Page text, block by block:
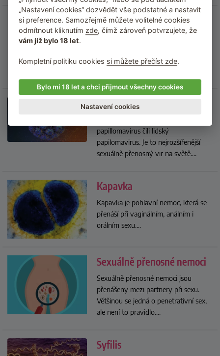
HIV
HIV (Human Immunodeficiency Virus
nedostatečnosti) je virus, který
HPV virus
papillomavirus čili lidský
papilomavirus. Je to nejrozšířenější
sexuálně přenosný vir na světě....
Kapavka
Kapavka je pohlavní nemoc, která se
přenáší při vaginálním, análním i
orálním sexu....
Sexuálně přenosné nemoci
Sexuálně přenosné nemoci jsou
přenášeny mezi partnery při sexu.
Většinou se jedná o penetrativní sex,
ale není to pravidlo....
Syfilis
„Nastavení cookies“ dozvědět vše podstatné a nastavit
si preference. Samozřejmě můžete volitelné cookies
odmítnout kliknutím zde, čímž zároveň potvrzujete, že
vám již bylo 18 let.
Kompletní politiku cookies si můžete přečíst zde.
Bylo mi 18 let a chci přijmout všechny cookies
Nastavení cookies